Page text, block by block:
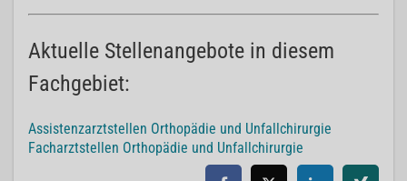
Aktuelle Stellenangebote in diesem
Fachgebiet:
Assistenzarztstellen Orthopädie und Unfallchirurgie
Facharztstellen Orthopädie und Unfallchirurgie